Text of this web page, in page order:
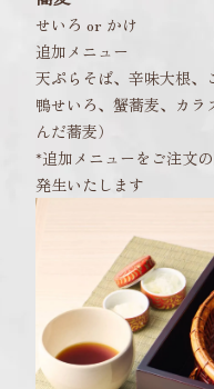
せいろ or かけ
追加メニュー
天ぷらそば、辛味大根、
鴨せいろ、蟹蕎麦、カ
んだ蕎麦）
*追加メニューをご注文
発生いたします